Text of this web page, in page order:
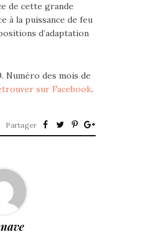
de cette grande
à la puissance de feu
d’adaptation
Numéro des mois de
sur Facebook.
Partager